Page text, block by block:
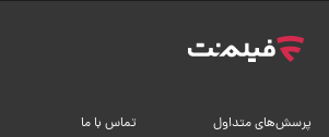
پرسش‌های متداول تماس با ما